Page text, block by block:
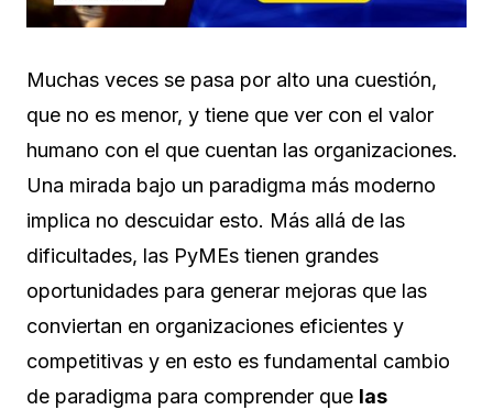
Muchas veces se pasa por alto una cuestión,
que no es menor, y tiene que ver con el valor
humano con el que cuentan las organizaciones.
Una mirada bajo un paradigma más moderno
implica no descuidar esto. Más allá de las
dificultades, las PyMEs tienen grandes
oportunidades para generar mejoras que las
conviertan en organizaciones eficientes y
competitivas y en esto es fundamental cambio
de paradigma para comprender que las